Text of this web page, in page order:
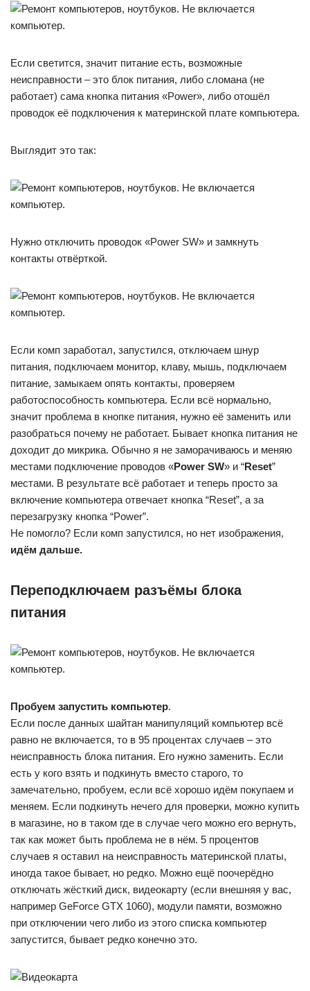
Если светится, значит питание есть, возможные
неисправности – это блок питания, либо сломана (не
работает) сама кнопка питания «Power», либо отошёл
проводок её подключения к материнской плате компьютера.
Выглядит это так:
Нужно отключить проводок «Power SW» и замкнуть
контакты отвёрткой.
Если комп заработал, запустился, отключаем шнур
питания, подключаем монитор, клаву, мышь, подключаем
питание, замыкаем опять контакты, проверяем
работоспособность компьютера. Если всё нормально,
значит проблема в кнопке питания, нужно её заменить или
разобраться почему не работает. Бывает кнопка питания не
доходит до микрика. Обычно я не заморачиваюсь и меняю
местами подключение проводов «Power SW» и “Reset”
местами. В результате всё работает и теперь просто за
включение компьютера отвечает кнопка “Reset”, а за
перезагрузку кнопка “Power”.
Не помогло? Если комп запустился, но нет изображения,
идём дальше.
Переподключаем разъёмы блока
питания
Пробуем запустить компьютер.
Если после данных шайтан манипуляций компьютер всё
равно не включается, то в 95 процентах случаев – это
неисправность блока питания. Его нужно заменить. Если
есть у кого взять и подкинуть вместо старого, то
замечательно, пробуем, если всё хорошо идём покупаем и
меняем. Если подкинуть нечего для проверки, можно купить
в магазине, но в таком где в случае чего можно его вернуть,
так как может быть проблема не в нём. 5 процентов
случаев я оставил на неисправность материнской платы,
иногда такое бывает, но редко. Можно ещё поочерёдно
отключать жёсткий диск, видеокарту (если внешняя у вас,
например GeForce GTX 1060), модули памяти, возможно
при отключении чего либо из этого списка компьютер
запустится, бывает редко конечно это.